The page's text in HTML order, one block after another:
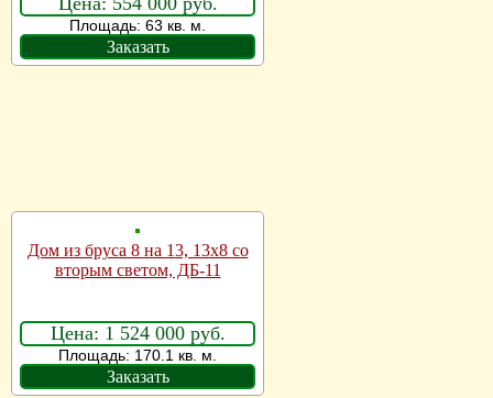
Площадь: 63 кв. м.
Заказать
Дом из бруса 8 на 13, 13х8 со
вторым светом, ДБ-11
Цена: 1 524 000 руб.
Площадь: 170.1 кв. м.
Заказать